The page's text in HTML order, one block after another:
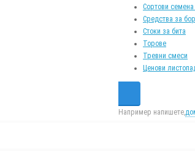
Сортови
Средства за
Стоки за бита
Торове
Тревни смеси
Ценови
Например напишете,